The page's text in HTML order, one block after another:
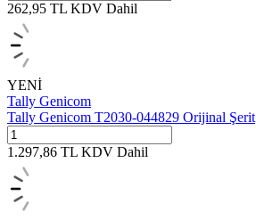
262,95 TL KDV Dahil
YENİ
Tally Genicom
Tally Genicom T2030-044829 Orijinal Şerit
1.297,86 TL KDV Dahil